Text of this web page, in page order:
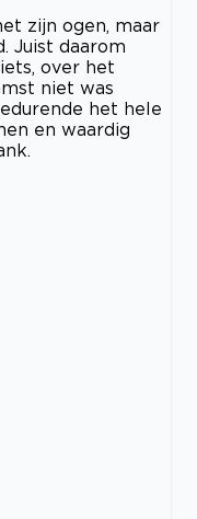
zijn ogen, maar
Juist daarom
over het
niet was
het hele
en waardig